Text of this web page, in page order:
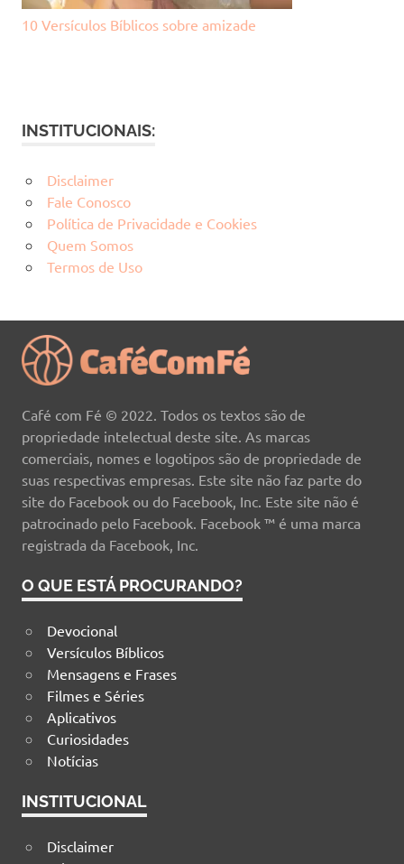
10 Versículos Bíblicos sobre amizade
INSTITUCIONAIS:
Disclaimer
Fale Conosco
Política de Privacidade e Cookies
Quem Somos
Termos de Uso
Café com Fé © 2022. Todos os textos são de
propriedade intelectual deste site. As marcas
comerciais, nomes e logotipos são de propriedade de
suas respectivas empresas. Este site não faz parte do
site do Facebook ou do Facebook, Inc. Este site não é
patrocinado pelo Facebook. Facebook ™ é uma marca
registrada da Facebook, Inc.
O QUE ESTÁ PROCURANDO?
Devocional
Versículos Bíblicos
Mensagens e Frases
Filmes e Séries
Aplicativos
Curiosidades
Notícias
INSTITUCIONAL
Disclaimer